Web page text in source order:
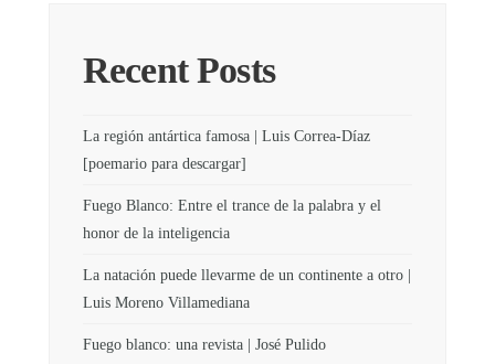
Recent Posts
La región antártica famosa | Luis Correa-Díaz
[poemario para descargar]
Fuego Blanco: Entre el trance de la palabra y el
honor de la inteligencia
La natación puede llevarme de un continente a otro |
Luis Moreno Villamediana
Fuego blanco: una revista | José Pulido